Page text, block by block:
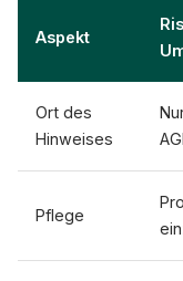
Aspekt
Ort des
Hinweises
Pflege